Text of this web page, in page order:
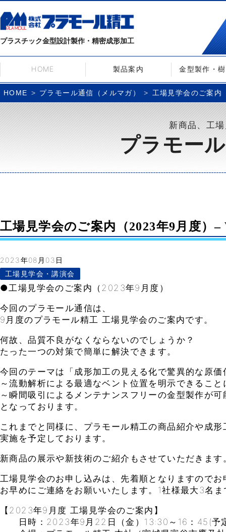
プラスチック金型設計製作・精密成形加工
HOME 製品案内 金型製作・
HOME プラモール通信（メルマガ） 工場見学会のご案
新商品、工
プラモー
工場見学会のご案内（2023年9月度）–
2023年08月03日
工場見学会・講演会
●工場見学会のご案内（2023年9月度）
今回のプラモール通信は、
9月度のプラモール精工 工場見学会のご案内です。
何故、品質不良がなくならないのでしょうか？
たった一つの対策で簡単に解決できます。
今回のテーマは「成形加工の見える化で驚異的な原価
～流動解析による最適なベント位置を明示できること
～瞬間吸引によるメンテナンスフリーの金型製作が可
となっております。
これまでと同様に、プラモール精工の商品紹介や成形
実施を予定しております。
新商品の展示や新技術のご紹介もさせていただきます
工場見学会のお申し込みは、先着順となりますのでお
お早めにご連絡をお願いいたします。1社様最大3名
【2023年9月度 工場見学会のご案内】
日時：2023年9月22日（金）13:30～16：45(予